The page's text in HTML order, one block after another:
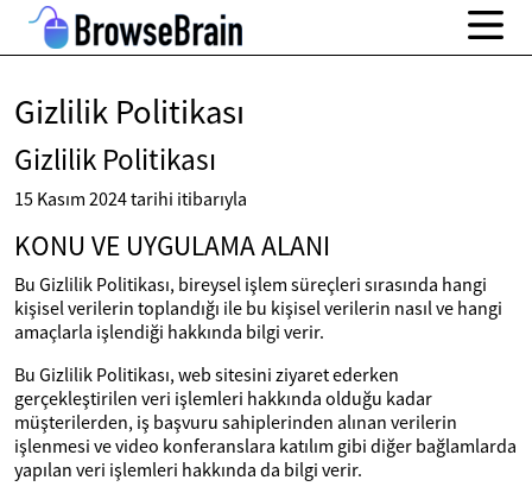
Gizlilik Politikası
Gizlilik Politikası
15 Kasım 2024 tarihi itibarıyla
KONU VE UYGULAMA ALANI
Bu Gizlilik Politikası, bireysel işlem süreçleri sırasında hangi
kişisel verilerin toplandığı ile bu kişisel verilerin nasıl ve hangi
amaçlarla işlendiği hakkında bilgi verir.
Bu Gizlilik Politikası, web sitesini ziyaret ederken
gerçekleştirilen veri işlemleri hakkında olduğu kadar
müşterilerden, iş başvuru sahiplerinden alınan verilerin
işlenmesi ve video konferanslara katılım gibi diğer bağlamlarda
yapılan veri işlemleri hakkında da bilgi verir.